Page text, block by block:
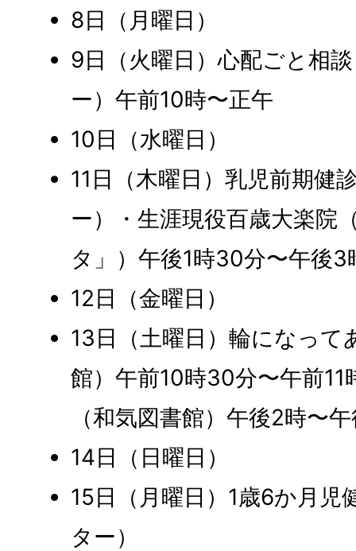
8日（月曜日）
9日（火曜日）心配ごと相
ー）午前10時〜正午
10日（水曜日）
11日（木曜日）乳児前期健
ー）・生涯現役百歳大楽院
タ」）午後1時30分〜午後
12日（金曜日）
13日（土曜日）輪になって
館）午前10時30分〜午前
（和気図書館）午後2時〜
14日（日曜日）
15日（月曜日）1歳6か月児
ター）